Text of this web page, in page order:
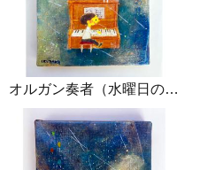
オルガン奏者（水曜日の放課後）